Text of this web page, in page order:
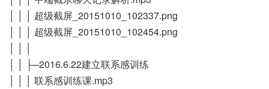
│ │ │ 超级截屏_20151010_102337.png
│ │ │ 超级截屏_20151010_102454.png
│ │ ├─2016.6.22建立联系感训练
│ │ │ 联系感训练课.mp3